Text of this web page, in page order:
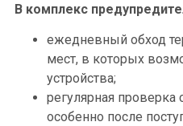
В комплекс
ежедневный обход
мест, в которых
устройства;
регулярная
особенно после